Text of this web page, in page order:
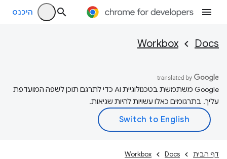
היכנס
Docs
Workbox
‫Google משתמשת בטכנולוגיית AI כדי לתרגם תוכן לשפה המועדפת
עליך. בתרגומים כאלו עשויות להיות שגיאות.
דף הבית Docs
Workbox